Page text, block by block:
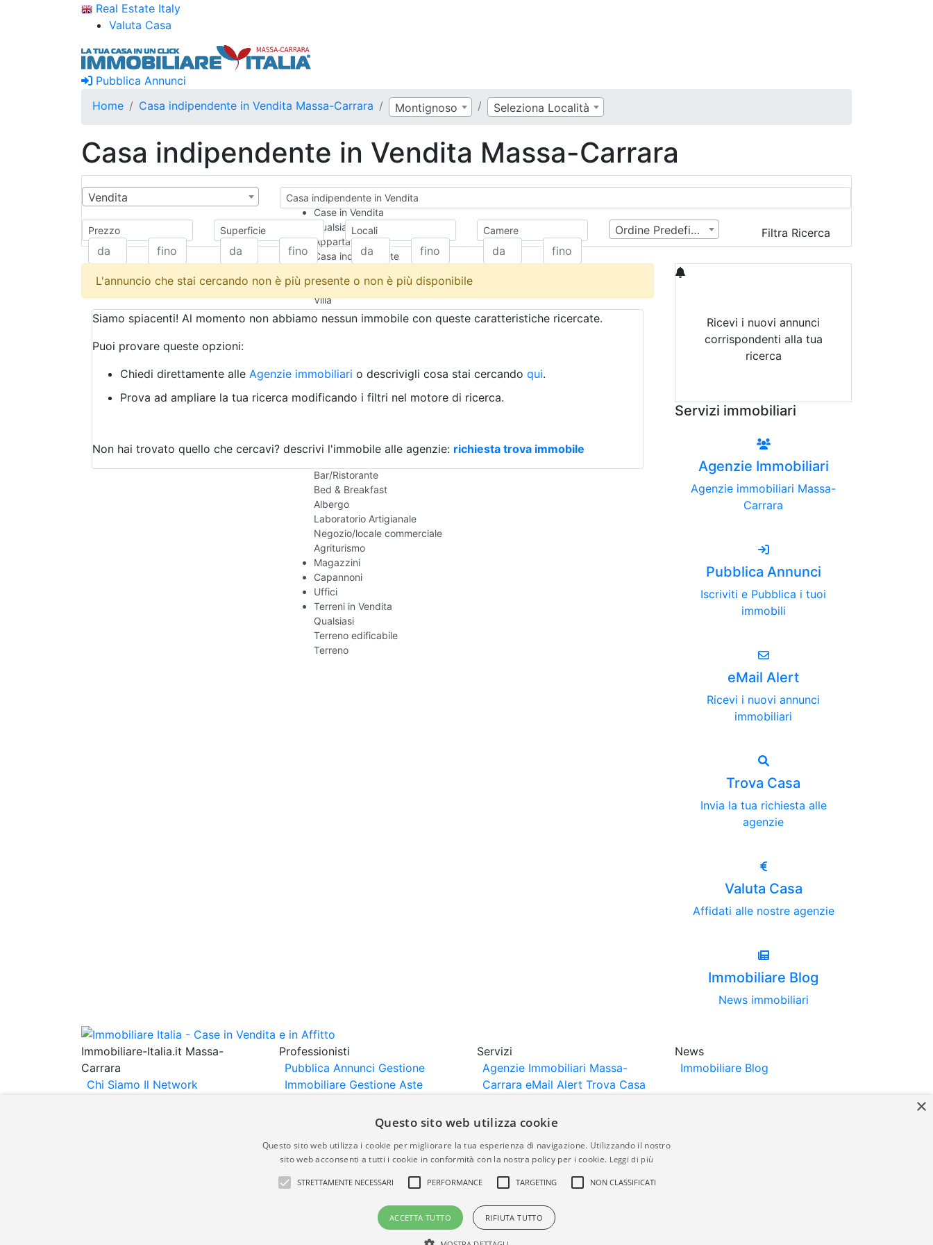
Real Estate Italy
Valuta Casa
Pubblica Annunci
Home
Casa indipendente in Vendita Massa-Carrara Montignoso Seleziona Località
Casa indipendente in Vendita Massa-Carrara
Vendita
Casa indipendente in Vendita
Case in Vendita
Qualsiasi
Appartamento
Casa indipendente
Attico/Mansarda
Villa
Villetta a schiera
Multiproprietà
Box/Garage
Attività/Licenza Commerciale
Bar/Ristorante
Bed & Breakfast
Albergo
Laboratorio Artigianale
Negozio/locale commerciale
Agriturismo
Magazzini
Capannoni
Uffici
Terreni in Vendita
Qualsiasi
Terreno edificabile
Terreno
Prezzo Superficie Locali Camere Ordine Predefinito Filtra Ricerca
L'annuncio che stai cercando non è più presente o non è più disponibile
Siamo spiacenti! Al momento non abbiamo nessun immobile con queste caratteristiche ricercate.
Puoi provare queste opzioni:
Chiedi direttamente alle Agenzie immobiliari o descrivigli cosa stai cercando qui.
Prova ad ampliare la tua ricerca modificando i filtri nel motore di ricerca.
Non hai trovato quello che cercavi? descrivi l'immobile alle agenzie: richiesta trova immobile
Ricevi i nuovi annunci
corrispondenti alla tua
ricerca
Servizi immobiliari
Agenzie Immobiliari
Agenzie immobiliari Massa-
Carrara
Pubblica Annunci
Iscriviti e Pubblica i tuoi
immobili
eMail Alert
Ricevi i nuovi annunci
immobiliari
Trova Casa
Invia la tua richiesta alle
agenzie
Valuta Casa
Affidati alle nostre agenzie
Immobiliare Blog
News immobiliari
Immobiliare-Italia.it Massa-
Carrara
Chi Siamo Il Network
Professionisti
Pubblica Annunci Gestione
Immobiliare Gestione Aste
Importazione
Servizi
Agenzie Immobiliari Massa-
Carrara eMail Alert Trova Casa
News
Immobiliare Blog
Gli annunci immobiliari presenti su immobiliare-italia.it vengono pubblicati da agenzie immobiliari e costruttori. La pubblicazione degli annunci
italia.it quindi non è responsabile della veridicità, della correttezza, della completezza, della normativa in materia di privacy e/o di alcun altro
×
Questo sito web utilizza cookie
Questo sito web utilizza i cookie per migliorare la tua esperienza di navigazione. Utilizzando il nostro
sito web acconsenti a tutti i cookie in conformità con la nostra policy per i cookie. Leggi di più
STRETTAMENTE NECESSARI PERFORMANCE TARGETING NON CLASSIFICATI
ACCETTA TUTTO RIFIUTA TUTTO